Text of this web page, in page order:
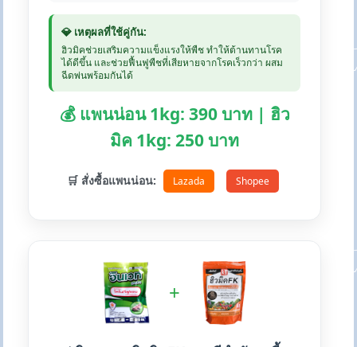
💎 เหตุผลที่ใช้คู่กัน:
ฮิวมิคช่วยเสริมความแข็งแรงให้พืช ทำให้ต้านทานโรค
ได้ดีขึ้น และช่วยฟื้นฟูพืชที่เสียหายจากโรคเร็วกว่า ผสม
ฉีดพ่นพร้อมกันได้
💰 แพนน่อน 1kg: 390 บาท | ฮิว
มิค 1kg: 250 บาท
🛒 สั่งซื้อแพนน่อน: Lazada Shopee
+